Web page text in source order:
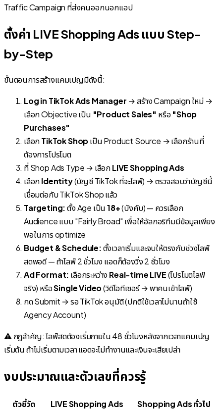
Traffic Campaign ที่ส่งคนออกนอกแอป
ตั้งค่า LIVE Shopping Ads แบบ Step-
by-Step
ขั้นตอนการสร้างแคมเปญมีดังนี้:
Log in TikTok Ads Manager → สร้าง Campaign ใหม่ →
เลือก Objective เป็น "Product Sales" หรือ "Shop
Purchases"
เลือกTikTok Shopเป็น Product Source → เลือกร้านที่
ต้องการโปรโมต
ที่ Shop Ads Type → เลือกLIVE Shopping Ads
เลือกIdentity(บัญชี TikTok ที่จะไลฟ์) → ตรวจสอบว่าบัญชีนี้
เชื่อมต่อกับ TikTok Shop แล้ว
Targeting:ตั้ง Age เป็น18+(บังคับ) — ควรเลือก
Audience แบบ "Fairly Broad" เพื่อให้อัลกอริทึมมีข้อมูลเพียง
พอในการ optimize
Budget & Schedule:ตั้งเวลาเริ่มและจบให้ตรงกับช่วงไลฟ์
สดพอดี — ถ้าไลฟ์ 2 ชั่วโมง แอดก็ต้องวิ่ง 2 ชั่วโมง
Ad Format: เลือกระหว่างReal-time LIVE(โปรโมตไลฟ์
จริง) หรือSingle Video(วิดีโอทีเซอร์ → พาคนเข้าไลฟ์)
กด Submit → รอ TikTok อนุมัติ (ปกติใช้เวลาไม่นานถ้าใช้
Agency Account)
⚠️ กฎสำคัญ: ไลฟ์สดต้องเริ่มภายใน 48 ชั่วโมงหลังจากเวลาแคมเปญ
เริ่มต้น ถ้าไม่เริ่มตามเวลา แอดจะไม่ทำงานและเงินจะเสียเปล่า
งบประมาณและตัวเลขที่ควรรู้
ตัวชี้วัด LIVE Shopping Ads Shopping Ads ทั่วไป